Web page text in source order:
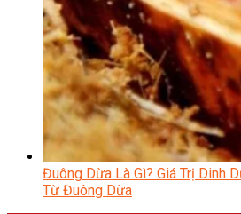
Đuông Dừa Là Gì? Giá Trị Dinh
Từ Đuông Dừa